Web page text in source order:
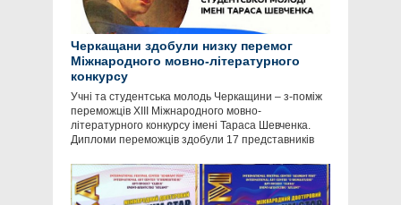
Черкащани здобули низку перемог
Міжнародного мовно-літературного
конкурсу
Учні та студентська молодь Черкащини – з-поміж
переможців XIII Міжнародного мовно-
літературного конкурсу імені Тараса Шевченка.
Дипломи переможців здобули 17 представників